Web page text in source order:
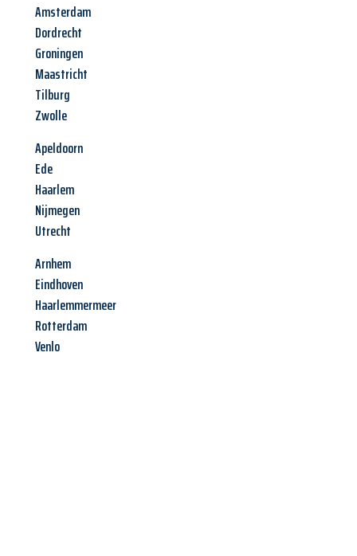
Amsterdam
Dordrecht
Groningen
Maastricht
Tilburg
Zwolle
Apeldoorn
Ede
Haarlem
Nijmegen
Utrecht
Arnhem
Eindhoven
Haarlemmermeer
Rotterdam
Venlo